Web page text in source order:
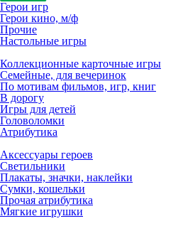
Герои игр
Герои кино, м/ф
Прочие
Настольные игры
Коллекционные карточные игры
Семейные, для вечеринок
По мотивам фильмов, игр, книг
В дорогу
Игры для детей
Головоломки
Атрибутика
Аксессуары героев
Светильники
Плакаты, значки, наклейки
Сумки, кошельки
Прочая атрибутика
Мягкие игрушки